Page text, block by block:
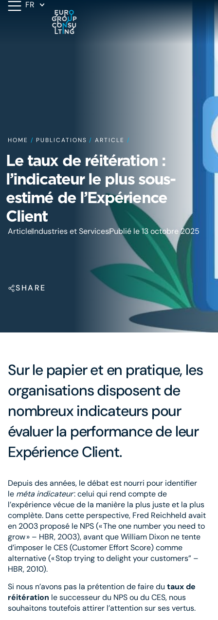
FR
HOME / PUBLICATIONS /ARTICLE /
Le taux de réitération :
l’indicateur le plus sous-
estimé de l’Expérience
Client
ArticleIndustries et ServicesPublié le 13 octobre 2025
SHARE
Sur le papier et en pratique, les
organisations disposent de
nombreux indicateurs pour
évaluer la performance de leur
Expérience Client.
Depuis des années, le débat est nourri pour identifier
le méta indicateur: celui qui rend compte de
l’expérience vécue de la manière la plus juste et la plus
complète. Dans cette perspective, Fred Reichheld avait
en 2003 proposé le NPS (« The one number you need to
grow » – HBR, 2003), avant que William Dixon ne tente
d’imposer le CES (Customer Effort Score) comme
alternative (« Stop trying to delight your customers” –
HBR, 2010).
Si nous n’avons pas la prétention de faire du taux de
réitération le successeur du NPS ou du CES, nous
souhaitons toutefois attirer l’attention sur ses vertus.